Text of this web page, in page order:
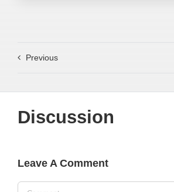
Previous
Discussion
Leave A Comment
Comment